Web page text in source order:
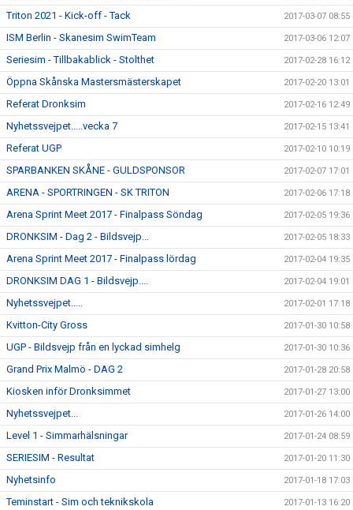
Triton 2021 - Kick-off - Tack 2017-03-07 08:55
ISM Berlin - Skanesim SwimTeam 2017-03-06 12:07
Seriesim - Tillbakablick - Stolthet 2017-02-28 16:12
Öppna Skånska Mastersmästerskapet 2017-02-20 13:01
Referat Dronksim 2017-02-16 12:49
Nyhetssvejpet.....vecka 7 2017-02-15 13:41
Referat UGP 2017-02-10 10:19
SPARBANKEN SKÅNE - GULDSPONSOR 2017-02-07 17:01
ARENA - SPORTRINGEN - SK TRITON 2017-02-06 17:18
Arena Sprint Meet 2017 - Finalpass Söndag 2017-02-05 19:36
DRONKSIM - Dag 2 - Bildsvejp... 2017-02-05 18:33
Arena Sprint Meet 2017 - Finalpass lördag 2017-02-04 19:35
DRONKSIM DAG 1 - Bildsvejp.... 2017-02-04 19:01
Nyhetssvejpet..... 2017-02-01 17:18
Kvitton-City Gross 2017-01-30 10:58
UGP - Bildsvejp från en lyckad simhelg 2017-01-30 10:36
Grand Prix Malmö - DAG 2 2017-01-28 20:58
Kiosken inför Dronksimmet 2017-01-27 13:00
Nyhetssvejpet... 2017-01-26 14:00
Level 1 - Simmarhälsningar 2017-01-24 08:59
SERIESIM - Resultat 2017-01-20 11:30
Nyhetsinfo 2017-01-18 17:03
Teminstart - Sim och teknikskola 2017-01-13 16:20